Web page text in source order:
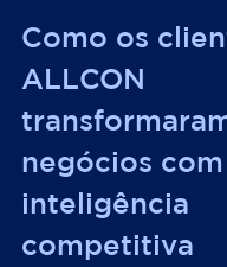
Como os
ALLCON
negócios com
inteligência
competitiva